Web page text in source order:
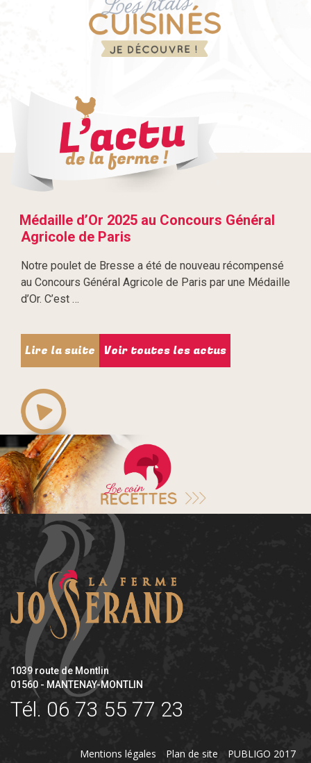
Médaille d’Or 2025 au Concours Général
Agricole de Paris
Notre poulet de Bresse a été de nouveau récompensé
au Concours Général Agricole de Paris par une Médaille
d’Or. C’est …
Lire la suite Voir toutes les actus
1039 route de Montlin
01560 - MANTENAY-MONTLIN
Tél. 06 73 55 77 23
Mentions légales Plan de site PUBLIGO 2017